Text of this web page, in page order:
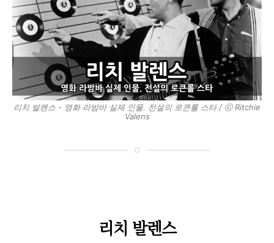
리치 발렌스 - 영화 라밤바 실제 인물. 전설의 로큰롤 스타 / ⓒ Ritchie
Valens
리치 발렌스